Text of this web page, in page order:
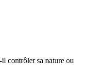
contrôler sa nature ou